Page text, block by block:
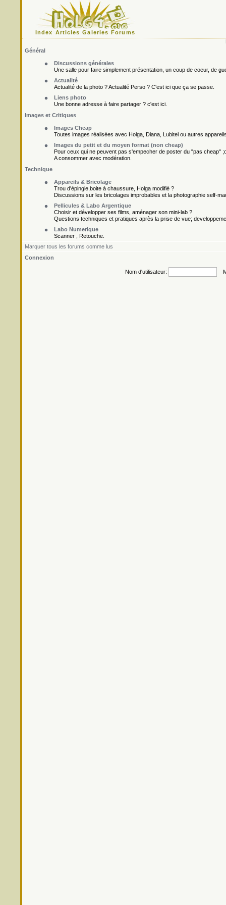
Index Articles Galeries Forums
Général
Discussions générales
Une salle pour faire simplement présentation, un coup de coeur, de
Actualité
Actualité de la photo ? Actualité Perso ? C'est ici que ça se passe.
Liens photo
Une bonne adresse à faire partager ? c'est ici.
Images et Critiques
Images Cheap
Toutes images réalisées avec Holga, Diana, Lubitel ou autres
Images du petit et du moyen format (non cheap)
Pour ceux qui ne peuvent pas s'empecher de poster du "pas cheap"
A consommer avec modération.
Technique
Appareils & Bricolage
Trou d'épingle,boite à chaussure, Holga modifié ?
Discussions sur les bricolages improbables et la photographie self-
Pellicules & Labo Argentique
Choisir et développer ses films, aménager son mini-lab ?
Questions techniques et pratiques après la prise de vue;
Labo Numerique
Scanner , Retouche.
Marquer tous les forums comme lus
Connexion
Nom d'utilisateur: